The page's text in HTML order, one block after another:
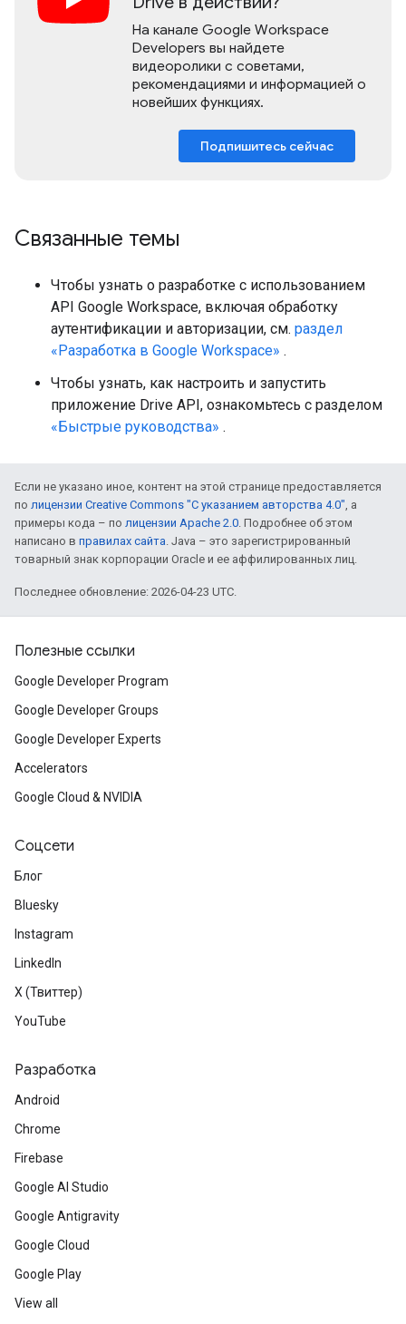
На канале Google Workspace
Developers вы найдете
видеоролики с советами,
рекомендациями и информацией о
новейших функциях.
Подпишитесь сейчас
Связанные темы
Чтобы узнать о разработке с использованием
API Google Workspace, включая обработку
аутентификации и авторизации, см. раздел
«Разработка в Google Workspace» .
Чтобы узнать, как настроить и запустить
приложение Drive API, ознакомьтесь с разделом
«Быстрые руководства» .
Если не указано иное, контент на этой странице предоставляется
по лицензии Creative Commons "С указанием авторства 4.0", а
примеры кода – по лицензии Apache 2.0. Подробнее об этом
написано в правилах сайта. Java – это зарегистрированный
товарный знак корпорации Oracle и ее аффилированных лиц.
Последнее обновление: 2026-04-23 UTC.
Полезные ссылки
Google Developer Program
Google Developer Groups
Google Developer Experts
Accelerators
Google Cloud & NVIDIA
Соцсети
Блог
Bluesky
Instagram
LinkedIn
X (Твиттер)
YouTube
Разработка
Android
Chrome
Firebase
Google AI Studio
Google Antigravity
Google Cloud
Google Play
View all